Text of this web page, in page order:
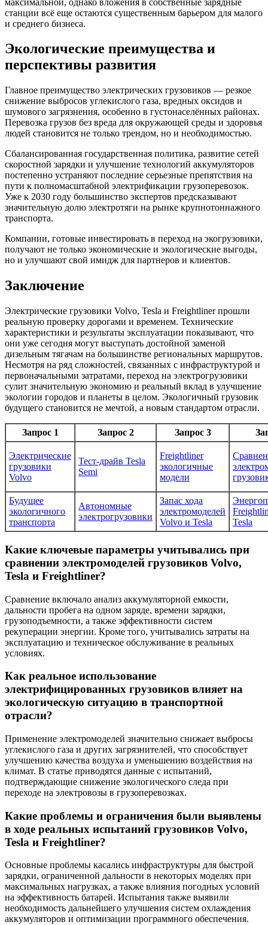
станции всё еще остаются существенным барьером для малого
и среднего бизнеса.
Экологические преимущества и
перспективы развития
Главное преимущество электрических грузовиков — резкое
снижение выбросов углекислого газа, вредных оксидов и
шумового загрязнения, особенно в густонаселённых районах.
Перевозка грузов без вреда для окружающей среды и здоровья
людей становится не только трендом, но и необходимостью.
Сбалансированная государственная политика, развитие сетей
скоростной зарядки и улучшение технологий аккумуляторов
постепенно устраняют последние серьезные препятствия на
пути к полномасштабной электрификации грузоперевозок.
Уже к 2030 году большинство экспертов предсказывают
значительную долю электротяги на рынке крупнотоннажного
транспорта.
Компании, готовые инвестировать в переход на экогрузовики,
получают не только экономические и экологические выгоды,
но и улучшают свой имидж для партнеров и клиентов.
Заключение
Электрические грузовики Volvo, Tesla и Freightliner прошли
реальную проверку дорогами и временем. Технические
характеристики и результаты эксплуатации показывают, что
они уже сегодня могут выступать достойной заменой
дизельным тягачам на большинстве региональных маршрутов.
Несмотря на ряд сложностей, связанных с инфраструктурой и
первоначальными затратами, переход на электрогрузовики
сулит значительную экономию и реальный вклад в улучшение
экологии городов и планеты в целом. Экологичный грузовик
будущего становится не мечтой, а новым стандартом отрасли.
Запрос 1 Запрос 2 Запрос 3
Электрические
грузовики
Volvo
Тест-драйв Tesla
Semi
Freightliner
экологичные
модели
Будущее
экологичного
транспорта
Автономные
электрогрузовики
Запас хода
электромоделей
Volvo и Tesla
Tesla
Какие ключевые параметры учитывались при
сравнении электромоделей грузовиков Volvo,
Tesla и Freightliner?
Сравнение включало анализ аккумуляторной емкости,
дальности пробега на одном заряде, времени зарядки,
грузоподъемности, а также эффективности систем
рекуперации энергии. Кроме того, учитывались затраты на
эксплуатацию и техническое обслуживание в реальных
условиях.
Как реальное использование
электрифицированных грузовиков влияет на
экологическую ситуацию в транспортной
отрасли?
Применение электромоделей значительно снижает выбросы
углекислого газа и других загрязнителей, что способствует
улучшению качества воздуха и уменьшению воздействия на
климат. В статье приводятся данные с испытаний,
подтверждающие снижение экологического следа при
переходе на электровозы в грузоперевозках.
Какие проблемы и ограничения были выявлены
в ходе реальных испытаний грузовиков Volvo,
Tesla и Freightliner?
Основные проблемы касались инфраструктуры для быстрой
зарядки, ограниченной дальности в некоторых моделях при
максимальных нагрузках, а также влияния погодных условий
на эффективность батарей. Испытания также выявили
необходимость дальнейшего улучшения систем охлаждения
аккумуляторов и оптимизации программного обеспечения.